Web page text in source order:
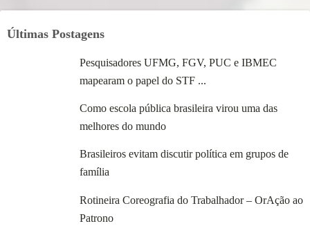
Últimas Postagens
Pesquisadores UFMG, FGV, PUC e IBMEC
mapearam o papel do STF ...
Como escola pública brasileira virou uma das
melhores do mundo
Brasileiros evitam discutir política em grupos de
família
Rotineira Coreografia do Trabalhador – OrAção ao
Patrono